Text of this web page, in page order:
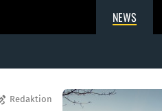
NEWS
Redaktion